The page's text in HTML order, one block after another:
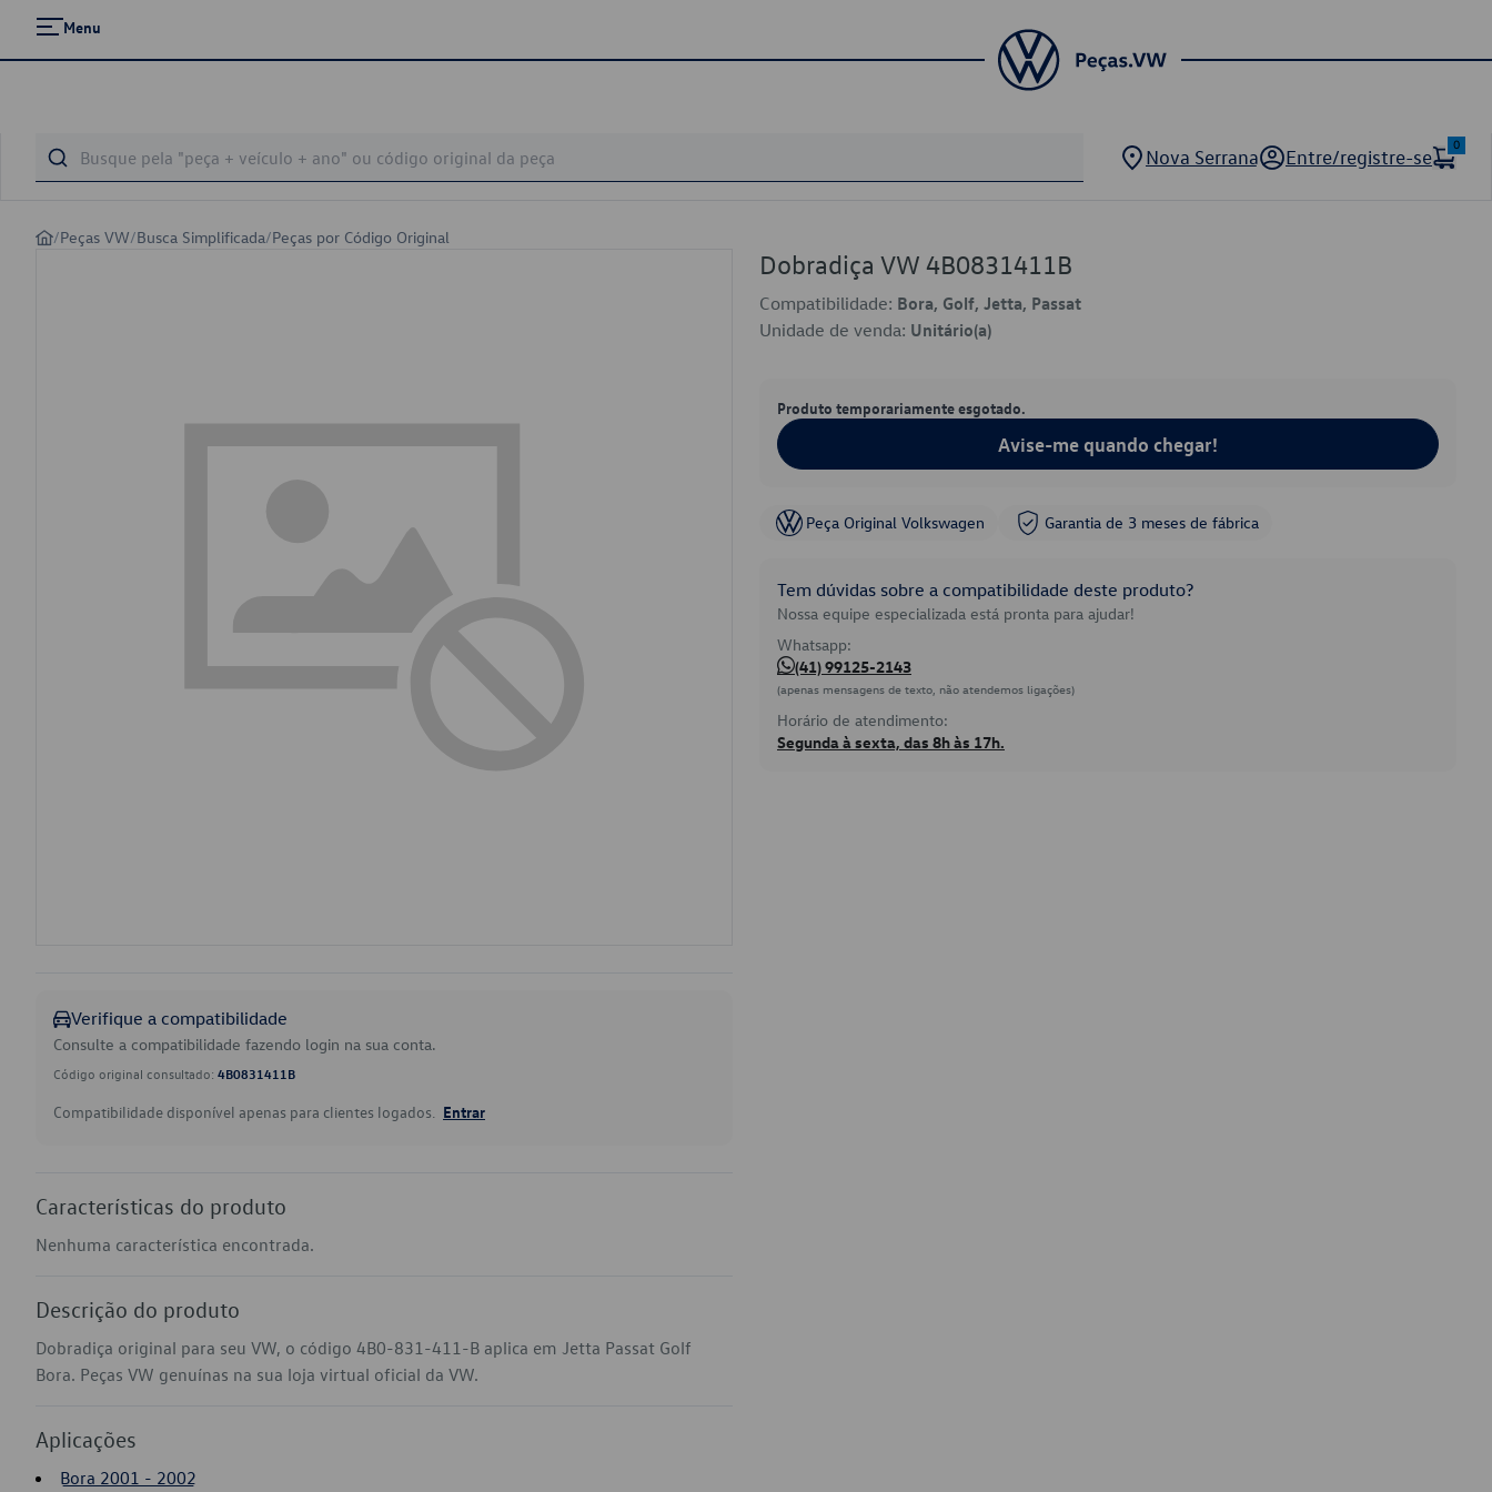
Menu
Nova Serrana Entre/registre-se
0
/Peças VW/Busca Simplificada/Peças por Código Original
Verifique a compatibilidade
Consulte a compatibilidade fazendo login na sua conta.
Código original consultado: 4B0831411B
Compatibilidade disponível apenas para clientes logados. Entrar
Características do produto
Nenhuma característica encontrada.
Descrição do produto
Dobradiça original para seu VW, o código 4B0-831-411-B aplica em Jetta Passat Golf
Bora. Peças VW genuínas na sua loja virtual oficial da VW.
Aplicações
Bora 2001 - 2002
Dobradiça VW 4B0831411B
Compatibilidade: Bora, Golf, Jetta, Passat
Unidade de venda: Unitário(a)
Produto temporariamente esgotado.
Avise-me quando chegar!
Peça Original Volkswagen Garantia de 3 meses de fábrica
Tem dúvidas sobre a compatibilidade deste produto?
Nossa equipe especializada está pronta para ajudar!
Whatsapp:
(41) 99125-2143
(apenas mensagens de texto, não atendemos ligações)
Horário de atendimento:
Segunda à sexta, das 8h às 17h.